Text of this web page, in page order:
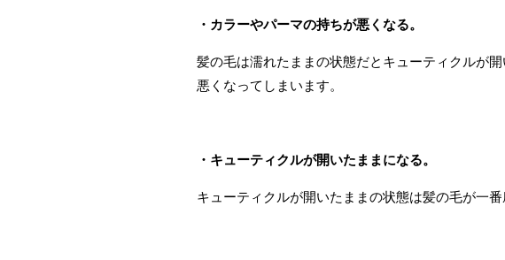
・カラーやパーマの持ちが悪くなる。
髪の毛は濡れたままの状態だとキューティクルが
悪くなってしまいます。
・キューティクルが開いたままになる。
キューティクルが開いたままの状態は髪の毛が一